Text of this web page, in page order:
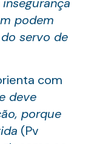
podem
servo de
com
deve
porque
(Pv